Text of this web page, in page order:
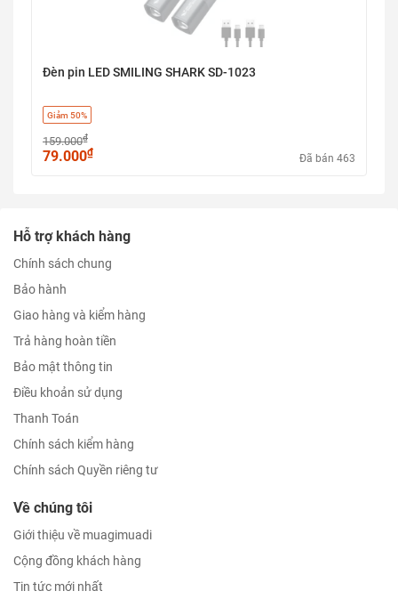
Đèn pin LED SMILING SHARK SD-1023
Giảm 50%
159.000₫
79.000₫ Đã bán 463
Hỗ trợ khách hàng
Chính sách chung
Bảo hành
Giao hàng và kiểm hàng
Trả hàng hoàn tiền
Bảo mật thông tin
Điều khoản sử dụng
Thanh Toán
Chính sách kiểm hàng
Chính sách Quyền riêng tư
Về chúng tôi
Giới thiệu về muagimuadi
Cộng đồng khách hàng
Tin tức mới nhất